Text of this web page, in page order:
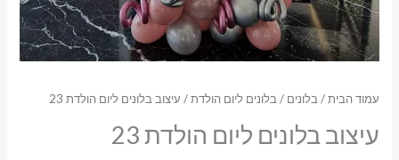
עמוד הבית/ בלונים / בלונים ליום הולדת/ עיצוב בלונים ליום הולדת 23
עיצוב בלונים ליום הולדת 23